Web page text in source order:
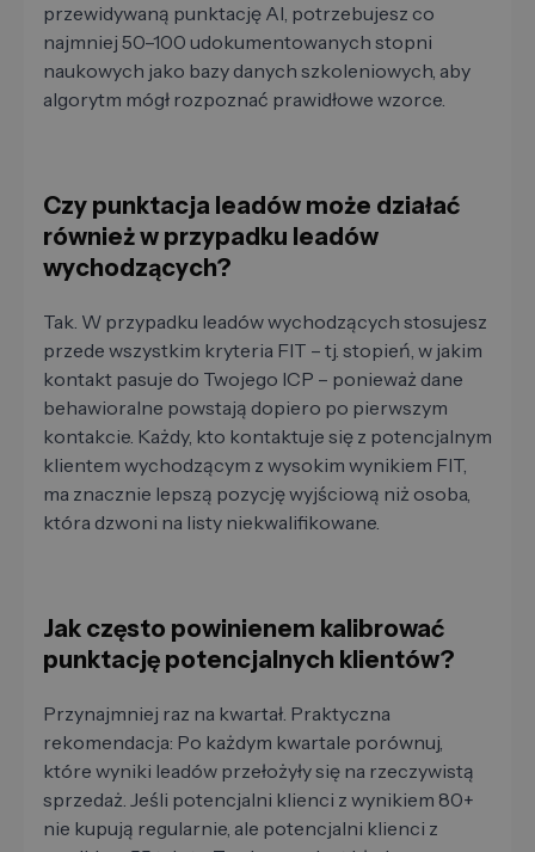
przewidywaną punktację AI, potrzebujesz co
najmniej 50–100 udokumentowanych stopni
naukowych jako bazy danych szkoleniowych, aby
algorytm mógł rozpoznać prawidłowe wzorce.
Czy punktacja leadów może działać
również w przypadku leadów
wychodzących?
Tak. W przypadku leadów wychodzących stosujesz
przede wszystkim kryteria FIT – tj. stopień, w jakim
kontakt pasuje do Twojego ICP – ponieważ dane
behawioralne powstają dopiero po pierwszym
kontakcie. Każdy, kto kontaktuje się z potencjalnym
klientem wychodzącym z wysokim wynikiem FIT,
ma znacznie lepszą pozycję wyjściową niż osoba,
która dzwoni na listy niekwalifikowane.
Jak często powinienem kalibrować
punktację potencjalnych klientów?
Przynajmniej raz na kwartał. Praktyczna
rekomendacja: Po każdym kwartale porównuj,
które wyniki leadów przełożyły się na rzeczywistą
sprzedaż. Jeśli potencjalni klienci z wynikiem 80+
nie kupują regularnie, ale potencjalni klienci z